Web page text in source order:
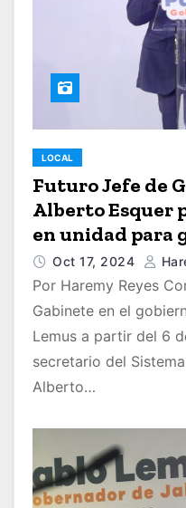
LOCAL
Futuro Jefe de
Alberto Esquer
en unidad para
Plan de
Oct 17, 2024
Por Haremy Reyes
Gabinete en el
Lemus a partir del 6
secretario del
Alberto…